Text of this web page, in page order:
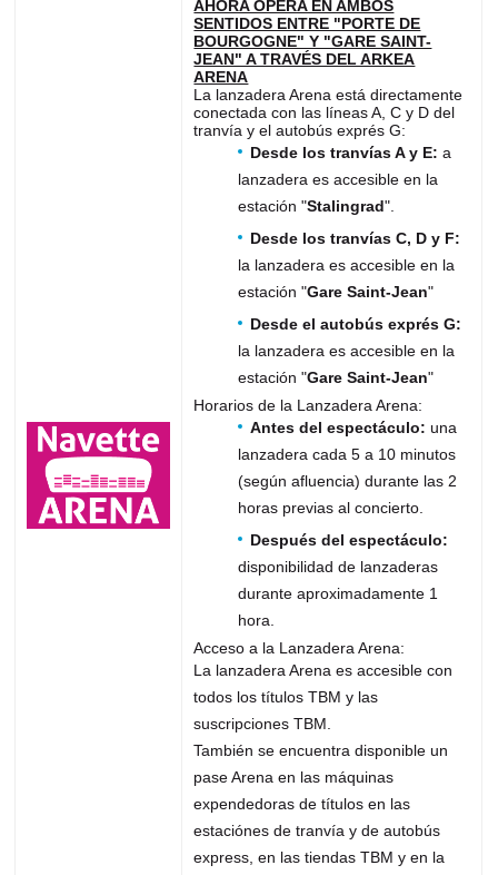
AHORA OPERA EN AMBOS
SENTIDOS ENTRE "PORTE DE
BOURGOGNE" Y "GARE SAINT-
JEAN" A TRAVÉS DEL ARKEA
ARENA
La lanzadera Arena está directamente
conectada con las líneas A, C y D del
tranvía y el autobús exprés G:
Desde los tranvías A y E: a
lanzadera es accesible en la
estación "Stalingrad".
Desde los tranvías C, D y F:
la lanzadera es accesible en la
estación "Gare Saint-Jean"
Desde el autobús exprés G:
la lanzadera es accesible en la
estación "Gare Saint-Jean"
Horarios de la Lanzadera Arena:
Antes del espectáculo: una
lanzadera cada 5 a 10 minutos
(según afluencia) durante las 2
horas previas al concierto.
Después del espectáculo:
disponibilidad de lanzaderas
durante aproximadamente 1
hora.
Acceso a la Lanzadera Arena:
La lanzadera Arena es accesible con
todos los títulos TBM y las
suscripciones TBM.
También se encuentra disponible un
pase Arena en las máquinas
expendedoras de títulos en las
estaciónes de tranvía y de autobús
express, en las tiendas TBM y en la